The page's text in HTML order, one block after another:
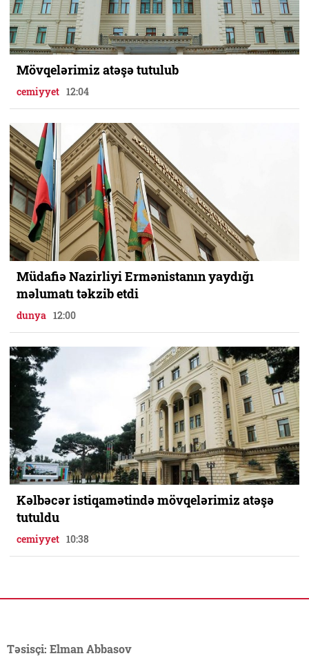
Mövqelərimiz atəşə tutulub
cemiyyet 12:04
Müdafiə Nazirliyi Ermənistanın yaydığı
məlumatı təkzib etdi
dunya 12:00
Kəlbəcər istiqamətində mövqelərimiz atəşə
tutuldu
cemiyyet 10:38
Təsisçi: Elman Abbasov